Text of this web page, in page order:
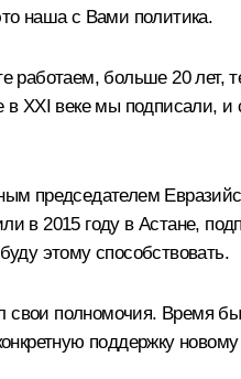
наша с Вами политика.
работаем, больше 20 лет,
в XXI веке мы подписали,
председателем
в 2015 году в Астане,
этому способствовать.
свои полномочия. Время
поддержку